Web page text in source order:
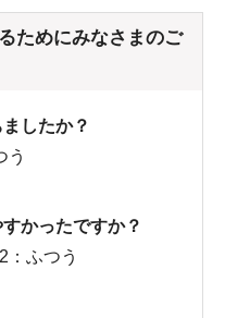
ためにみなさまのご
したか？
う
かったですか？
2：ふつう